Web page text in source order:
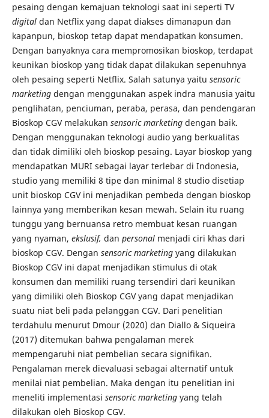
pesaing dengan kemajuan teknologi saat ini seperti TV
digitaldan Netflix yang dapat diakses dimanapun dan
kapanpun, bioskop tetap dapat mendapatkan konsumen.
Dengan banyaknya cara mempromosikan bioskop, terdapat
keunikan bioskop yang tidak dapat dilakukan sepenuhnya
oleh pesaing seperti Netflix. Salah satunya yaitu sensoric
marketing dengan menggunakan aspek indra manusia yaitu
penglihatan, penciuman, peraba, perasa, dan pendengaran
Bioskop CGV melakukan sensoric marketingdengan baik.
Dengan menggunakan teknologi audio yang berkualitas
dan tidak dimiliki oleh bioskop pesaing. Layar bioskop yang
mendapatkan MURI sebagai layar terlebar di Indonesia,
studio yang memiliki 8 tipe dan minimal 8 studio disetiap
unit bioskop CGV ini menjadikan pembeda dengan bioskop
lainnya yang memberikan kesan mewah. Selain itu ruang
tunggu yang bernuansa retro membuat kesan ruangan
yang nyaman, ekslusif, dan personalmenjadi ciri khas dari
bioskop CGV. Dengan sensoric marketing yang dilakukan
Bioskop CGV ini dapat menjadikan stimulus di otak
konsumen dan memiliki ruang tersendiri dari keunikan
yang dimiliki oleh Bioskop CGV yang dapat menjadikan
suatu niat beli pada pelanggan CGV. Dari penelitian
terdahulu menurut Dmour (2020) dan Diallo & Siqueira
(2017) ditemukan bahwa pengalaman merek
mempengaruhi niat pembelian secara signifikan.
Pengalaman merek dievaluasi sebagai alternatif untuk
menilai niat pembelian. Maka dengan itu penelitian ini
meneliti implementasi sensoric marketing yang telah
dilakukan oleh Bioskop CGV.